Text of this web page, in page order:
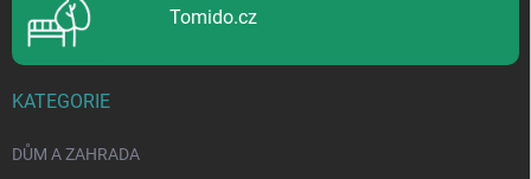
Tomido.cz
KATEGORIE
DŮM A ZAHRADA